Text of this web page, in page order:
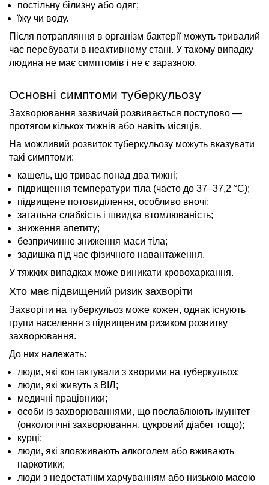
постільну білизну або одяг;
їжу чи воду.
Після потрапляння в організм бактерії можуть тривалий
час перебувати в неактивному стані. У такому випадку
людина не має симптомів і не є заразною.
Основні симптоми туберкульозу
Захворювання зазвичай розвивається поступово —
протягом кількох тижнів або навіть місяців.
На можливий розвиток туберкульозу можуть вказувати
такі симптоми:
кашель, що триває понад два тижні;
підвищення температури тіла (часто до 37–37,2 °C);
підвищене потовиділення, особливо вночі;
загальна слабкість і швидка втомлюваність;
зниження апетиту;
безпричинне зниження маси тіла;
задишка під час фізичного навантаження.
У тяжких випадках може виникати кровохаркання.
Хто має підвищений ризик захворіти
Захворіти на туберкульоз може кожен, однак існують
групи населення з підвищеним ризиком розвитку
захворювання.
До них належать:
люди, які контактували з хворими на туберкульоз;
люди, які живуть з ВІЛ;
медичні працівники;
особи із захворюваннями, що послаблюють імунітет
(онкологічні захворювання, цукровий діабет тощо);
курці;
люди, які зловживають алкоголем або вживають
наркотики;
люди з недостатнім харчуванням або низькою масою